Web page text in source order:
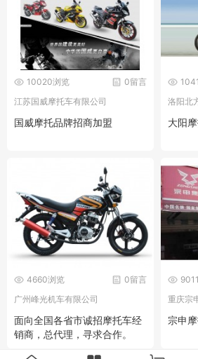
0留言
10020浏览
江苏国威摩托车有限公司
国威摩托品牌招商加盟
洛阳北
大阳
0留言
4660浏览
广州峰光机车有限公司
面向全国各省市诚招摩托车经
销商，总代理，寻求合作。
重庆宗
宗申